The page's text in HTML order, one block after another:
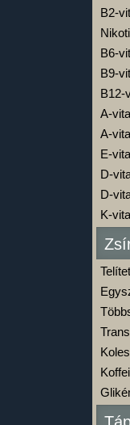
B2-
B6-
B9-
B12-
A-
A-
E-
D-
D-
K-